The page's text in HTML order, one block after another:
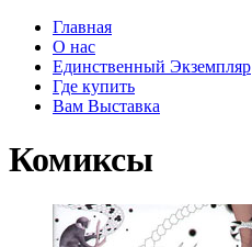
Главная
О нас
Единственный Экземпляр
Где купить
Вам Выставка
Комиксы